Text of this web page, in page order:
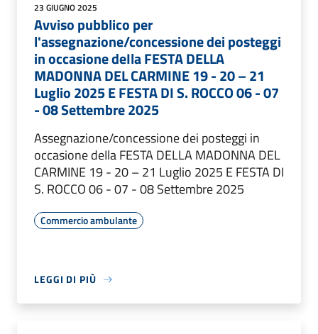
23 GIUGNO 2025
Avviso pubblico per
l'assegnazione/concessione dei posteggi
in occasione deIla FESTA DELLA
MADONNA DEL CARMINE 19 - 20 – 21
Luglio 2025 E FESTA DI S. ROCCO 06 - 07
- 08 Settembre 2025
Assegnazione/concessione dei posteggi in
occasione deIla FESTA DELLA MADONNA DEL
CARMINE 19 - 20 – 21 Luglio 2025 E FESTA DI
S. ROCCO 06 - 07 - 08 Settembre 2025
Commercio ambulante
LEGGI DI PIÙ